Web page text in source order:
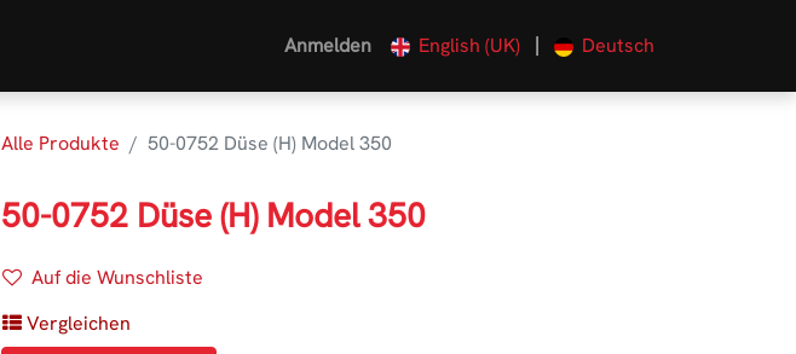
Anmelden English (UK) | Deutsch
Alle Produkte 50-0752 Düse (H) Model 350
50-0752 Düse (H) Model 350
Auf die Wunschliste
Vergleichen